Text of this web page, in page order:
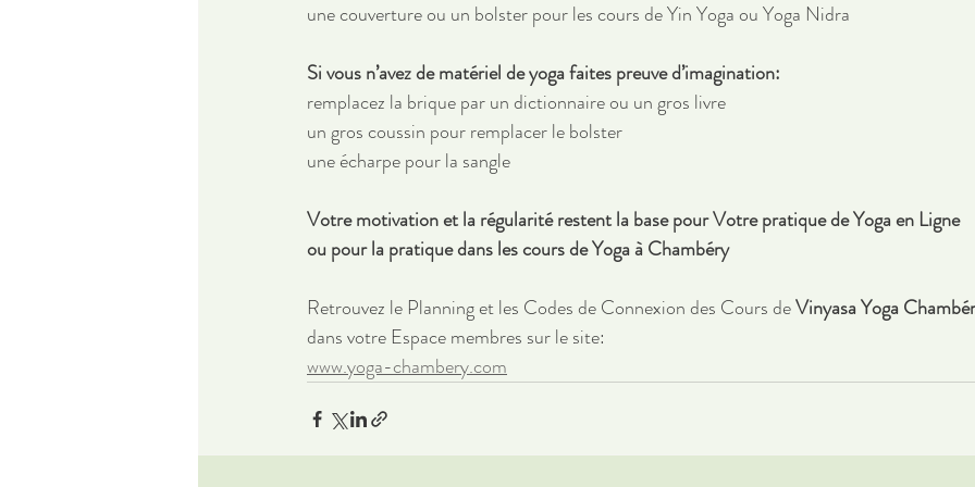
une couverture ou un bolster pour les cours de Yin Yoga ou Yoga Nidra
Si vous n’avez de matériel de yoga faites preuve d’imagination:
remplacez la brique par un dictionnaire ou un gros livre
un gros coussin pour remplacer le bolster
une écharpe pour la sangle
Votre motivation et la régularité restent la base pour Votre pratique de Yoga en Ligne
ou pour la pratique dans les cours de Yoga à Chambéry
Retrouvez le Planning et les Codes de Connexion des Cours de Vinyasa Yoga
dans votre Espace membres sur le site:
www.yoga-chambery.com